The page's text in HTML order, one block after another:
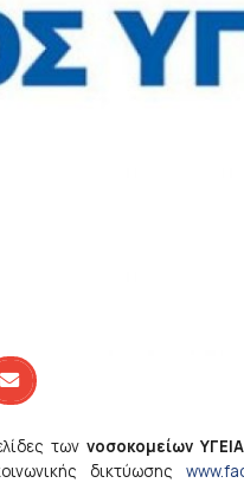
τωννοσοκομείων ΥΓΕΙΑ
δικτύωσης